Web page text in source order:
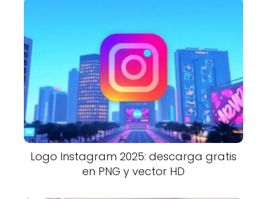
Logo Instagram 2025: descarga gratis
en PNG y vector HD